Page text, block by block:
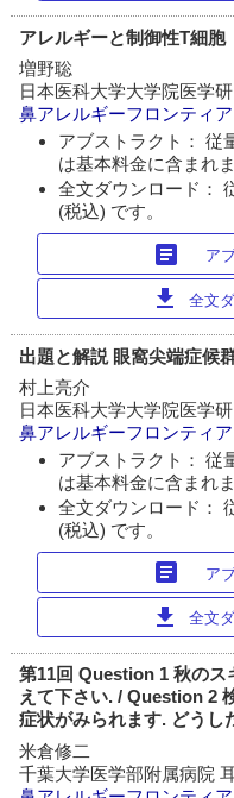
アレルギーと制御性T細胞
増野聡
日本医科大学大学院医学
鼻アレルギーフロンティア
アブストラクト： 従
は基本料金に含まれま
全文ダウンロード：
(税込) です。
article ア
download 全文
出題と解説 眼窩尖端症候
村上亮介
日本医科大学大学院医学
鼻アレルギーフロンティア
アブストラクト： 従
は基本料金に含まれま
全文ダウンロード：
(税込) です。
article ア
download 全文
第11回 Question 1 秋のス
えて下さい. / Question 2
症状がみられます. どうし
米倉修二
千葉大学医学部附属病院